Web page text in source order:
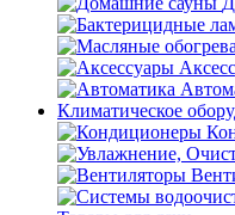
Климатическое